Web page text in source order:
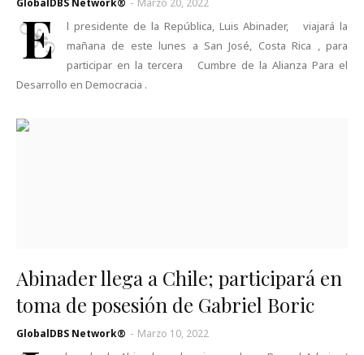
GlobalDBS Network® - Marzo 20, 2022
E
l presidente de la República, Luis Abinader, viajará la
mañana de este lunes a San José, Costa Rica , para
participar en la tercera Cumbre de la Alianza Para el
Desarrollo en Democracia .
Abinader llega a Chile; participará en
toma de posesión de Gabriel Boric
GlobalDBS Network® - Marzo 10, 2022